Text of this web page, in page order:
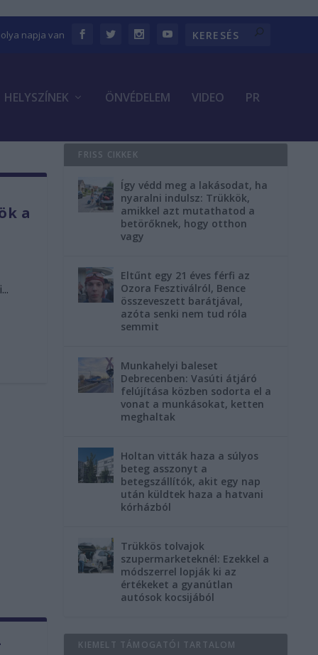
napja van
HELYSZÍNEK ÖNVÉDELEM VIDEO PR
a
FRISS CIKKEK
Így védd meg a lakásodat, ha
nyaralni indulsz: Trükkök,
amikkel azt mutathatod a
betörőknek, hogy otthon
vagy
Eltűnt egy 21 éves férfi az
Ozora Fesztiválról, Bence
összeveszett barátjával,
azóta senki nem tud róla
semmit
Munkahelyi baleset
Debrecenben: Vasúti átjáró
felújítása közben sodorta el a
vonat a munkásokat, ketten
meghaltak
Holtan vitták haza a súlyos
beteg asszonyt a
betegszállítók, akit egy nap
után küldtek haza a hatvani
kórházból
Trükkös tolvajok
szupermarketeknél: Ezekkel a
módszerrel lopják ki az
értékeket a gyanútlan
autósok kocsijából
KIEMELT TÁMOGATÓI TARTALOM